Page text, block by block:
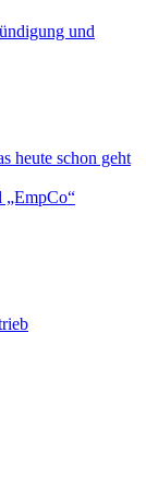
und
heute schon geht
„EmpCo“